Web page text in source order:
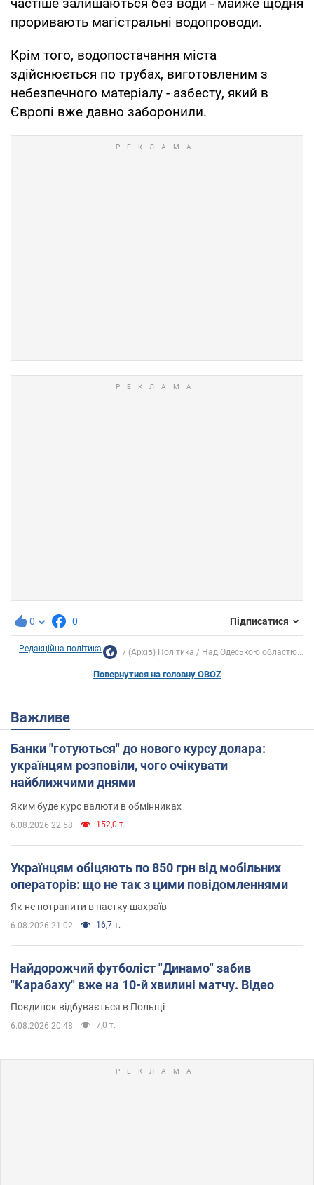
проривають магістральні водопроводи.
Крім того, водопостачання міста
здійснюється по трубах, виготовленим з
небезпечного матеріалу - азбесту, який в
Європі вже давно заборонили.
0 0 Підписатися
Редакційна політика (Архів) Політика Над Одеською областю...
Повернутися на головну OBOZ
Важливе
Банки "готуються" до нового курсу долара:
українцям розповіли, чого очікувати
найближчими днями
Яким буде курс валюти в обмінниках
6.08.2026 22:58 152,0 т.
Українцям обіцяють по 850 грн від мобільних
операторів: що не так з цими повідомленнями
Як не потрапити в пастку шахраїв
6.08.2026 21:02 16,7 т.
Найдорожчий футболіст "Динамо" забив
"Карабаху" вже на 10-й хвилині матчу. Відео
Поєдинок відбувається в Польщі
6.08.2026 20:48 7,0 т.